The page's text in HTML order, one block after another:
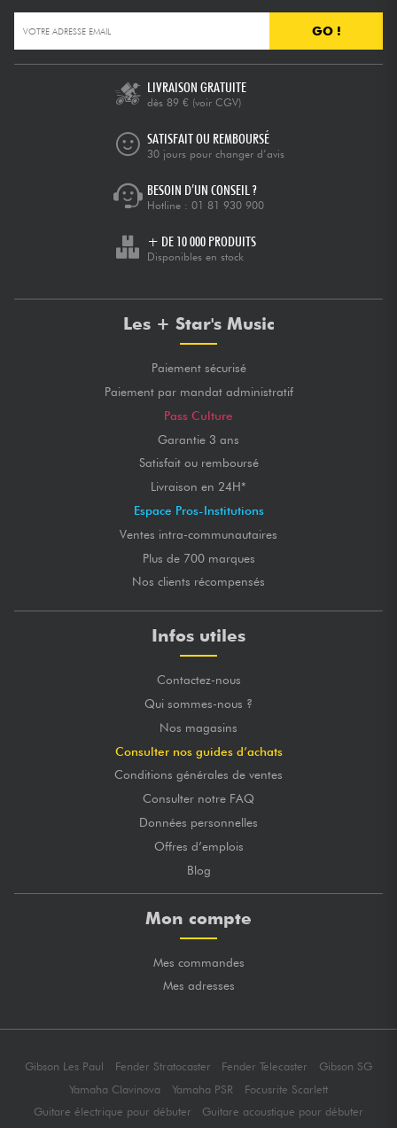
GO !
LIVRAISON GRATUITE
dès 89 € (voir CGV)
SATISFAIT OU REMBOURSÉ
30 jours pour changer d’avis
BESOIN D’UN CONSEIL ?
Hotline : 01 81 930 900
+ DE 10 000 PRODUITS
Disponibles en stock
Les + Star's Music
Paiement sécurisé
Paiement par mandat administratif
Pass Culture
Garantie 3 ans
Satisfait ou remboursé
Livraison en 24H*
Espace Pros-Institutions
Ventes intra-communautaires
Plus de 700 marques
Nos clients récompensés
Infos utiles
Contactez-nous
Qui sommes-nous ?
Nos magasins
Consulter nos guides d’achats
Conditions générales de ventes
Consulter notre FAQ
Données personnelles
Offres d’emplois
Blog
Mon compte
Mes commandes
Mes adresses
Gibson Les Paul Fender Stratocaster Fender Telecaster
Gibson SG
Yamaha Clavinova
Yamaha PSR
Focusrite Scarlett
Guitare électrique pour débuter
Guitare acoustique pour débuter